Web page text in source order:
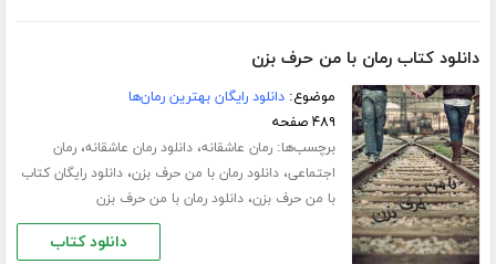
دانلود کتاب رمان با من حرف بزن
موضوع:دانلود رایگان بهترین رمان‌ها
۴۸۹ صفحه
برچسب‌ها:رمان عاشقانه،دانلود رمان عاشقانه،رمان
اجتماعی،دانلود رمان با من حرف بزن،دانلود رایگان کتاب
با من حرف بزن،دانلود رمان با من حرف بزن
دانلود کتاب